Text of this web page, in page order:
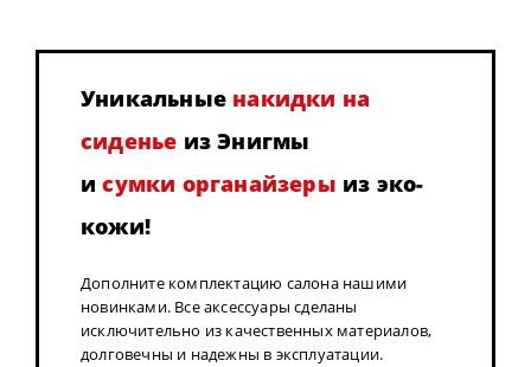
Уникальные накидки на
сиденье из Энигмы
исумки органайзеры из эко-
кожи!
Дополните комплектацию салона нашими
новинками. Все аксессуары сделаны
исключительно из качественных материалов,
долговечны и надежны в эксплуатации.